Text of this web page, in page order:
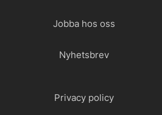
Jobba hos oss
Nyhetsbrev
Privacy policy